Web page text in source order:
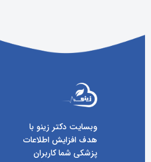
وبسایت دکتر زینو با
هدف افزایش اطلاعات
پزشکی شما کاربران